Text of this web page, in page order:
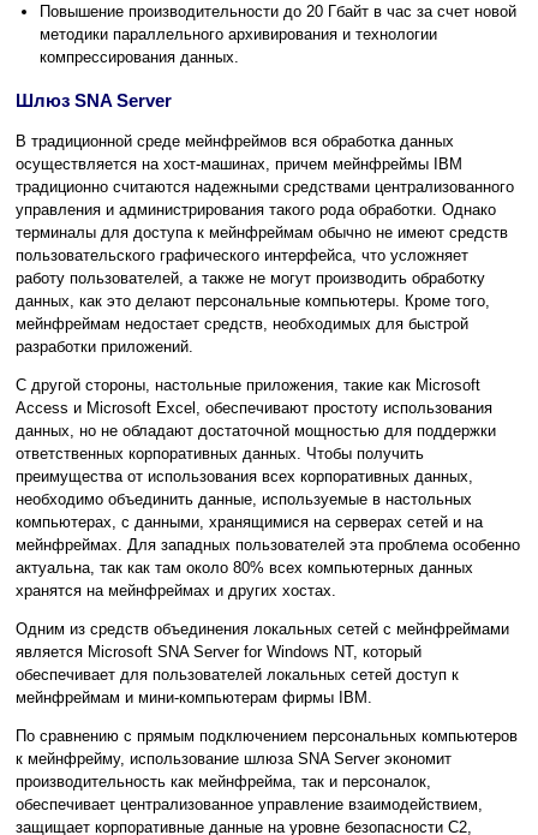
Повышение производительности до 20 Гбайт в час за счет новой
методики параллельного архивирования и технологии
компрессирования данных.
Шлюз SNA Server
В традиционной среде мейнфреймов вся обработка данных
осуществляется на хост-машинах, причем мейнфреймы IBM
традиционно считаются надежными средствами централизованного
управления и администрирования такого рода обработки. Однако
терминалы для доступа к мейнфреймам обычно не имеют средств
пользовательского графического интерфейса, что усложняет
работу пользователей, а также не могут производить обработку
данных, как это делают персональные компьютеры. Кроме того,
мейнфреймам недостает средств, необходимых для быстрой
разработки приложений.
С другой стороны, настольные приложения, такие как Microsoft
Access и Microsoft Excel, обеспечивают простоту использования
данных, но не обладают достаточной мощностью для поддержки
ответственных корпоративных данных. Чтобы получить
преимущества от использования всех корпоративных данных,
необходимо объединить данные, используемые в настольных
компьютерах, с данными, хранящимися на серверах сетей и на
мейнфреймах. Для западных пользователей эта проблема особенно
актуальна, так как там около 80% всех компьютерных данных
хранятся на мейнфреймах и других хостах.
Одним из средств объединения локальных сетей с мейнфреймами
является Microsoft SNA Server for Windows NT, который
обеспечивает для пользователей локальных сетей доступ к
мейнфреймам и мини-компьютерам фирмы IBM.
По сравнению с прямым подключением персональных компьютеров
к мейнфрейму, использование шлюза SNA Server экономит
производительность как мейнфрейма, так и персоналок,
обеспечивает централизованное управление взаимодействием,
защищает корпоративные данные на уровне безопасности С2,